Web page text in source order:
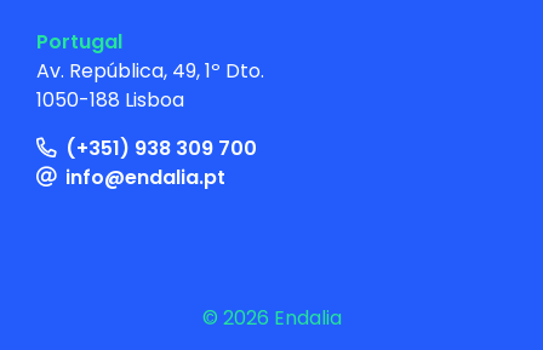
Portugal
Av. República, 49, 1º Dto.
1050-188 Lisboa
(+351) 938 309 700
info@endalia.pt
© 2026 Endalia